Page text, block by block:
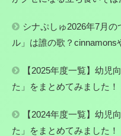
シナぷしゅ2026年7月
ル」は誰の歌？
【2025年度一覧】幼児
た」をまとめてみました！
【2024年度一覧】幼児
た」をまとめてみました！